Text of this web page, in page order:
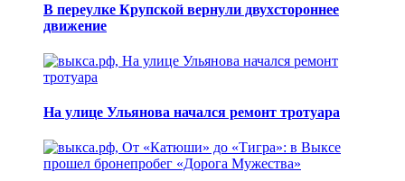
В переулке Крупской вернули двухстороннее
движение
На улице Ульянова начался ремонт тротуара